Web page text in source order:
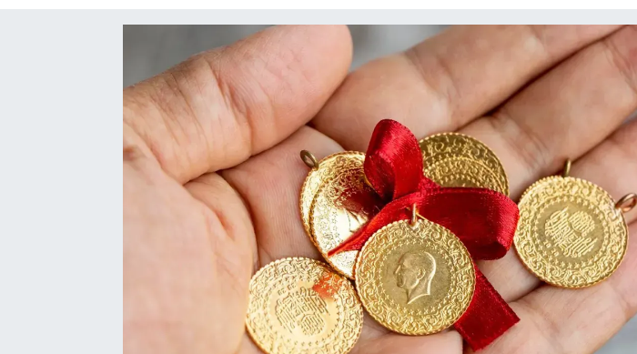
Haber Arşivi